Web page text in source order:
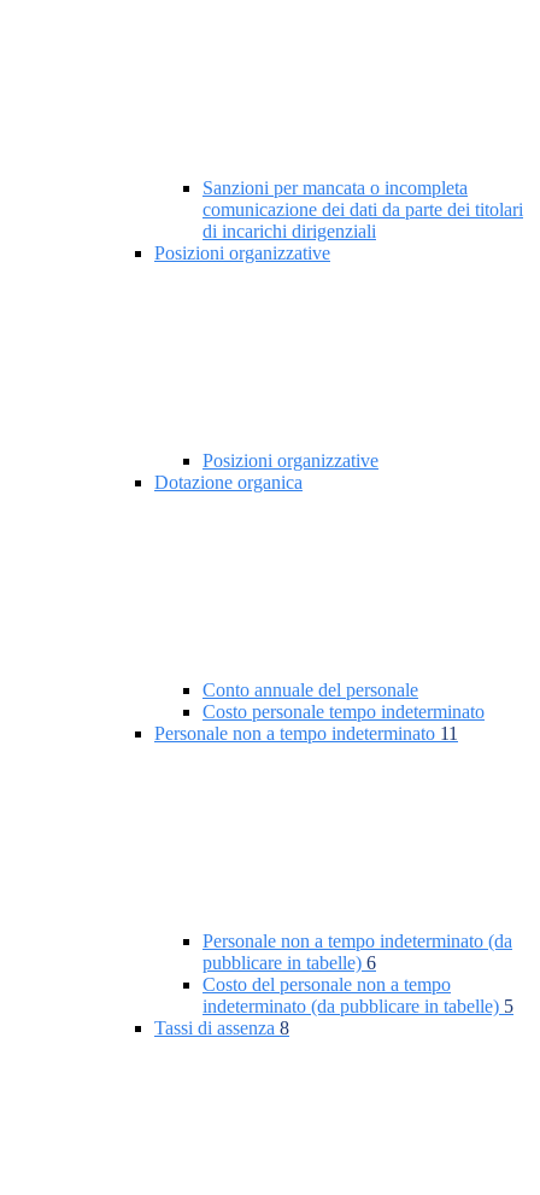
Sanzioni per mancata o incompleta
comunicazione dei dati da parte dei titolari
di incarichi dirigenziali
Posizioni organizzative
Posizioni organizzative
Dotazione organica
Conto annuale del personale
Costo personale tempo indeterminato
Personale non a tempo indeterminato 11
Personale non a tempo indeterminato (da
pubblicare in tabelle) 6
Costo del personale non a tempo
indeterminato (da pubblicare in tabelle) 5
Tassi di assenza 8